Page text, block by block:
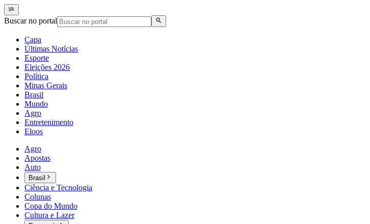
Buscar no portal
Capa
Últimas Notícias
Esporte
Eleições 2026
Política
Minas Gerais
Brasil
Mundo
Agro
Entretenimento
Eloos
Agro
Apostas
Auto
Brasil
Ciência e Tecnologia
Colunas
Copa do Mundo
Cultura e Lazer